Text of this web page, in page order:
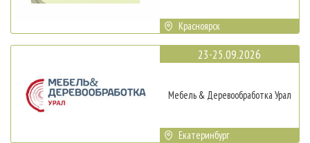
Красноярск
23-25.09.2026
Мебель & Деревообработка Урал
Екатеринбург